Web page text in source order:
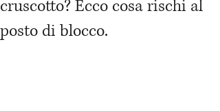
cruscotto? Ecco cosa rischi al
posto di blocco.